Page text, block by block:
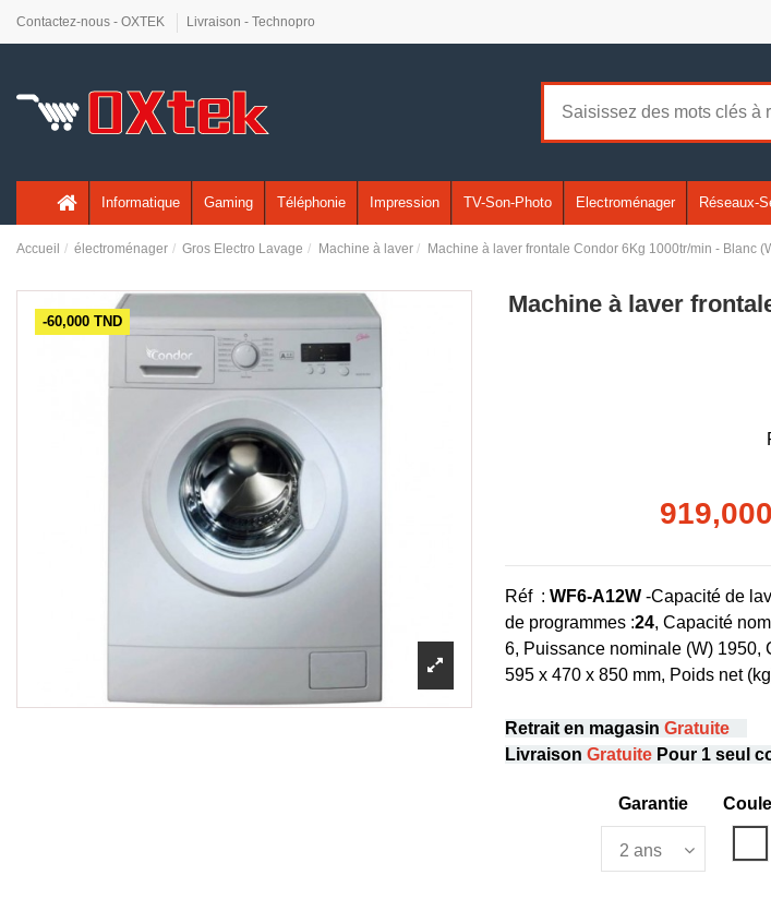
Contactez-nous - OXTEK Livraison - Technopro
Informatique Gaming Téléphonie Impression TV-Son-Photo Electroménager Réseaux-
Accueil électroménager Gros Electro Lavage Machine à laver Machine à laver frontale Condor 6Kg 1000tr/min - Blanc
-60,000 TND
Machine à laver
Réf : WF6-A12W-Capacité de
de programmes :24, Capacité
6, Puissance nominale (W) 1950,
595 x 470 x 850 mm, Poids net
Retrait en magasin Gratuite
Livraison GratuitePour 1 seul
Garantie